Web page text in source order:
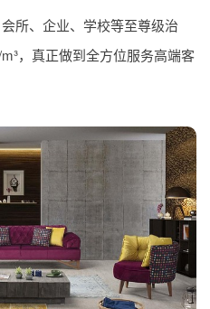
所、企业、学校等至尊级治
，真正做到全方位服务高端客